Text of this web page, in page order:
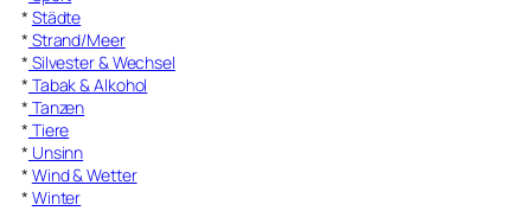
* Städte
* Strand/Meer
* Silvester & Wechsel
* Tabak & Alkohol
* Tanzen
* Tiere
* Unsinn
* Wind & Wetter
* Winter